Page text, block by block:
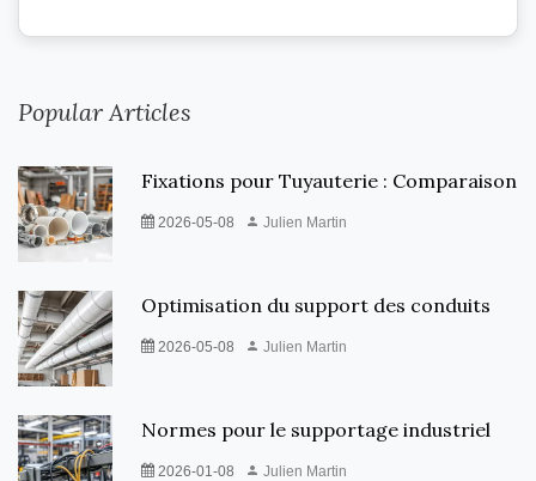
Popular Articles
Fixations pour Tuyauterie : Comparaison
2026-05-08 Julien Martin
Optimisation du support des conduits
2026-05-08 Julien Martin
Normes pour le supportage industriel
2026-01-08 Julien Martin